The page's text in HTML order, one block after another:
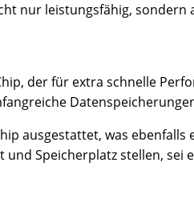
nur leistungsfähig,
der für extra schnelle
ausgestattet, was
Speicherplatz stellen,